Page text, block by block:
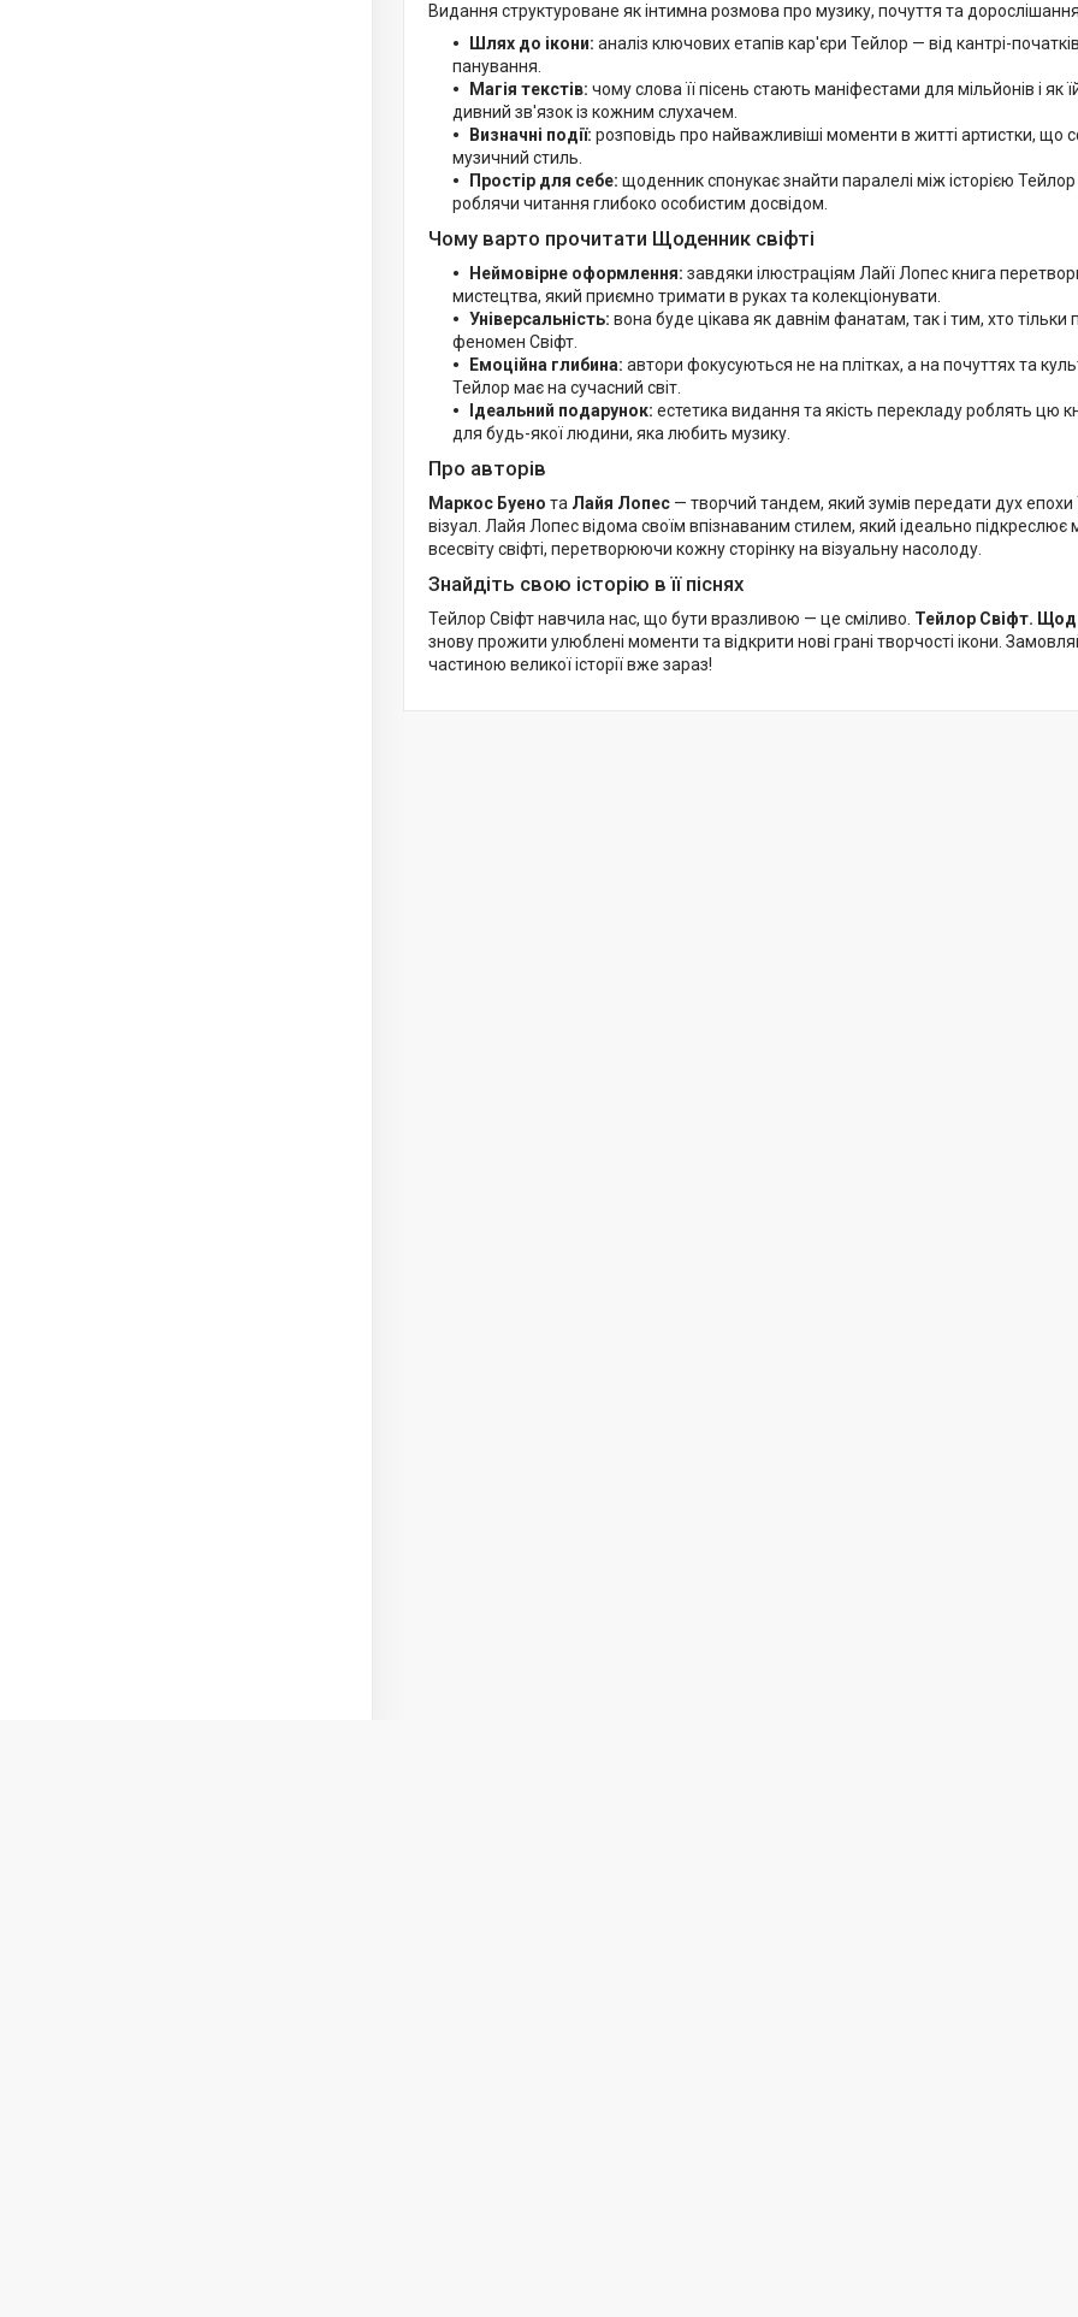
Видання структуроване як інтимна розмова про музику, почуття та
Шлях до ікони: аналіз ключових етапів кар'єри Тейлор — від кантрі-
панування.
Магія текстів: чому слова її пісень стають маніфестами для мільйонів і як
дивний зв'язок із кожним слухачем.
Визначні події: розповідь про найважливіші моменти в житті артистки, що
музичний стиль.
Простір для себе: щоденник спонукає знайти паралелі між історією
роблячи читання глибоко особистим досвідом.
Чому варто прочитати Щоденник свіфті
Неймовірне оформлення: завдяки ілюстраціям Лайї Лопес книга
мистецтва, який приємно тримати в руках та колекціонувати.
Універсальність: вона буде цікава як давнім фанатам, так і тим, хто
феномен Свіфт.
Емоційна глибина: автори фокусуються не на плітках, а на почуттях та
Тейлор має на сучасний світ.
Ідеальний подарунок: естетика видання та якість перекладу роблять цю
для будь-якої людини, яка любить музику.
Про авторів
Маркос Буено та Лайя Лопес — творчий тандем, який зумів передати дух епохи
візуал. Лайя Лопес відома своїм впізнаваним стилем, який ідеально підкреслює
всесвіту свіфті, перетворюючи кожну сторінку на візуальну насолоду.
Знайдіть свою історію в її піснях
Тейлор Свіфт навчила нас, що бути вразливою — це сміливо. Тейлор Свіфт.
знову прожити улюблені моменти та відкрити нові грані творчості ікони.
частиною великої історії вже зараз!